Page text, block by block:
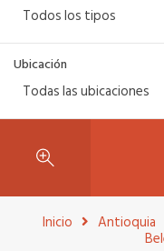
Todos los tipos
Ubicación
Todas las ubicaciones
Inicio Antioquia